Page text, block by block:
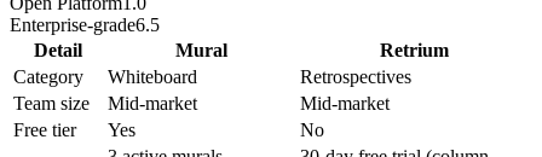
Enterprise-grade6.5
Detail
Mural
Retrium
Category
Whiteboard
Retrospectives
Team size
Mid-market
Mid-market
Free tier
Yes No